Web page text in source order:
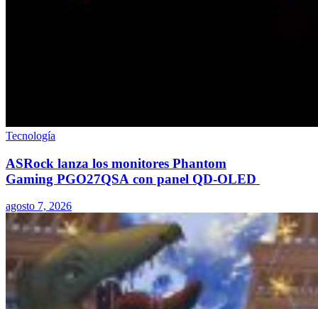
Tecnología
ASRock lanza los monitores Phantom
Gaming PGO27QSA con panel QD-OLED
agosto 7, 2026